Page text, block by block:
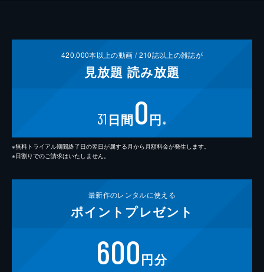
420,000本以上の動画 /210誌以上の雑誌が
見放題 読み放題
31 日間0円 ※
※無料トライアル期間終了日の翌日が属する月から月額料金が発生します。
※日割りでのご請求はいたしません。
最新作のレンタルに使える
ポイント プレゼント
600円分